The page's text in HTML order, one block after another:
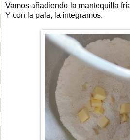
Vamos añadiendo la mantequilla
Y con la pala, la integramos.